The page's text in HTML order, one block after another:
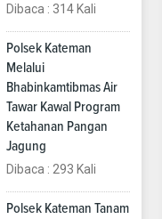
Dibaca : 314 Kali
Polsek Kateman
Melalui
Bhabinkamtibmas Air
Tawar Kawal Program
Ketahanan Pangan
Jagung
Dibaca : 293 Kali
Polsek Kateman Tanam